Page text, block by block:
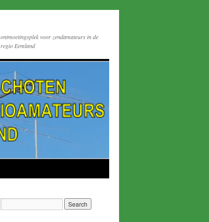
ontmoetingsplek voor zendamateurs in de
regio Eemland